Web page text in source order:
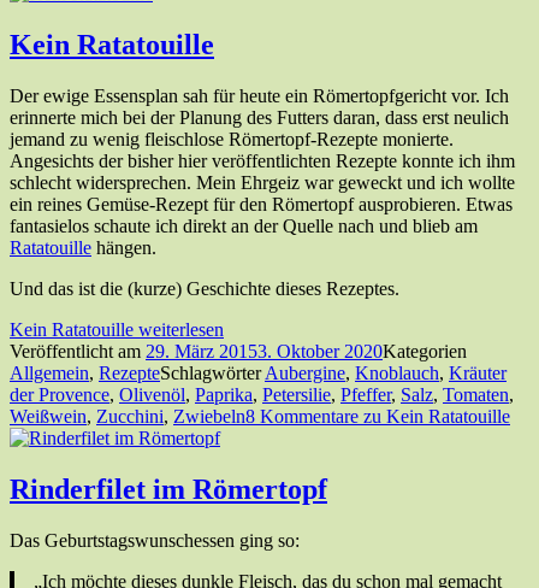
Kein Ratatouille
Der ewige Essensplan sah für heute ein Römertopfgericht vor. Ich
erinnerte mich bei der Planung des Futters daran, dass erst neulich
jemand zu wenig fleischlose Römertopf-Rezepte monierte.
Angesichts der bisher hier veröffentlichten Rezepte konnte ich ihm
schlecht widersprechen. Mein Ehrgeiz war geweckt und ich wollte
ein reines Gemüse-Rezept für den Römertopf ausprobieren. Etwas
fantasielos schaute ich direkt an der Quelle nach und blieb am
Ratatouille hängen.
Und das ist die (kurze) Geschichte dieses Rezeptes.
Kein Ratatouille weiterlesen
Veröffentlicht am 29. März 20153. Oktober 2020Kategorien
Allgemein, RezepteSchlagwörterAubergine, Knoblauch, Kräuter
der Provence, Olivenöl, Paprika, Petersilie, Pfeffer, Salz, Tomaten,
Weißwein, Zucchini, Zwiebeln8 Kommentare zu Kein Ratatouille
Rinderfilet im Römertopf
Das Geburtstagswunschessen ging so:
„Ich möchte dieses dunkle Fleisch, das du schon mal gemacht